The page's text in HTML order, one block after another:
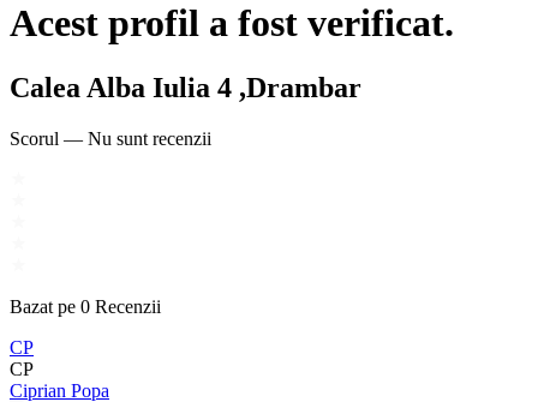
Acest profil a fost verificat.
Calea Alba Iulia 4 ,Drambar
Scorul — Nu sunt recenzii
Bazat pe 0 Recenzii
CP
CP
Ciprian Popa